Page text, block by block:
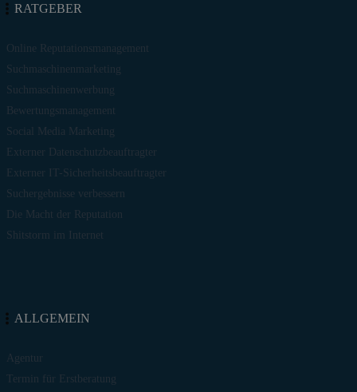
RATGEBER
Online Reputationsmanagement
Suchmaschinenmarketing
Suchmaschinenwerbung
Bewertungsmanagement
Social Media Marketing
Externer Datenschutzbeauftragter
Externer IT-Sicherheitsbeauftragter
Suchergebnisse verbessern
Die Macht der Reputation
Shitstorm im Internet
ALLGEMEIN
Agentur
Termin für Erstberatung